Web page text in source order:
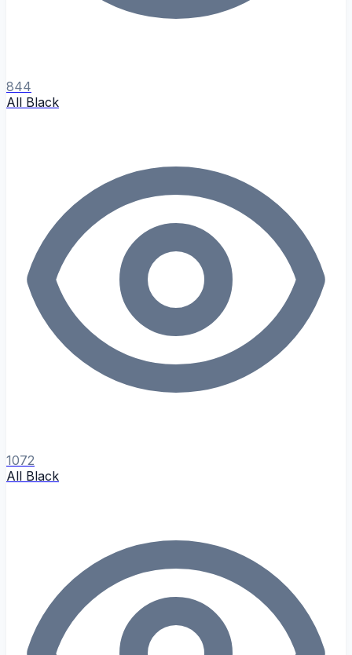
844
All Black
1072
All Black